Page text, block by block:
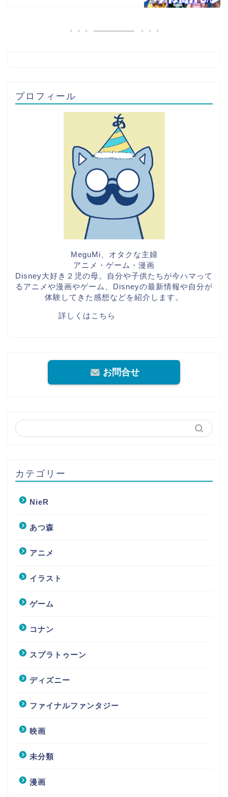
プロフィール
MeguMi、オタクな主婦
アニメ・ゲーム・漫画
Disney大好き２児の母。自分や子供たちが今ハマって
るアニメや漫画やゲーム、Disneyの最新情報や自分が
体験してきた感想などを紹介します。
詳しくはこちら
お問合せ
カテゴリー
NieR
あつ森
アニメ
イラスト
ゲーム
コナン
スプラトゥーン
ディズニー
ファイナルファンタジー
映画
未分類
漫画